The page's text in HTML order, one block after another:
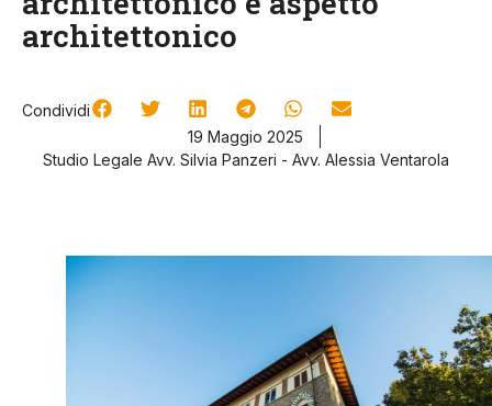
architettonico
Condividi
19 Maggio 2025
Studio Legale Avv. Silvia Panzeri - Avv. Alessia Ventarola